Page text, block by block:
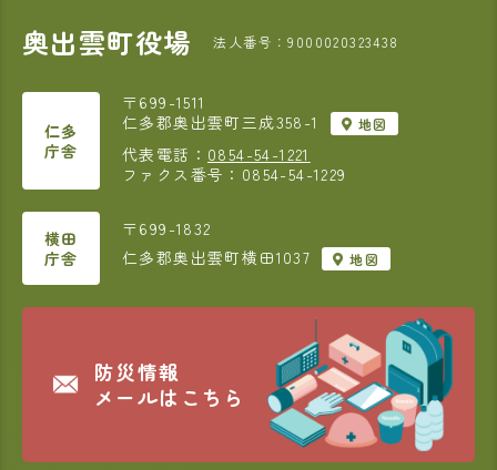
奥出雲町役場 法人番号：9000020323438
仁多
庁舎
〒699-1511
仁多郡奥出雲町三成358-1
地図
代表電話： 0854-54-1221
ファクス番号：0854-54-1229
横田
庁舎
〒699-1832
仁多郡奥出雲町横田1037
地図
防災情報
メールはこちら